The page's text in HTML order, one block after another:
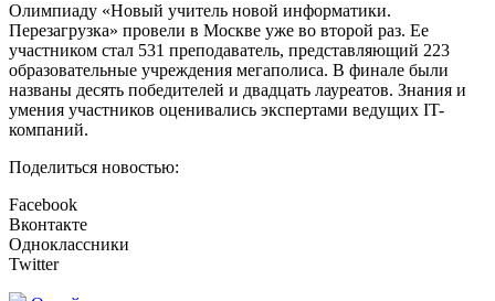
Олимпиаду «Новый учитель новой информатики.
Перезагрузка» провели в Москве уже во второй раз. Ее
участником стал 531 преподаватель, представляющий 223
образовательные учреждения мегаполиса. В финале были
названы десять победителей и двадцать лауреатов. Знания и
умения участников оценивались экспертами ведущих IT-
компаний.
Поделиться новостью:
Facebook
Вконтакте
Одноклассники
Twitter